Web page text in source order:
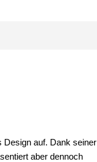
Design auf. Dank seiner
aber dennoch